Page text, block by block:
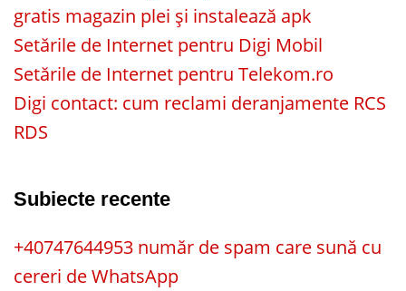
gratis magazin plei și instalează apk
Setările de Internet pentru Digi Mobil
Setările de Internet pentru Telekom.ro
Digi contact: cum reclami deranjamente RCS
RDS
Subiecte recente
+40747644953 număr de spam care sună cu
cereri de WhatsApp